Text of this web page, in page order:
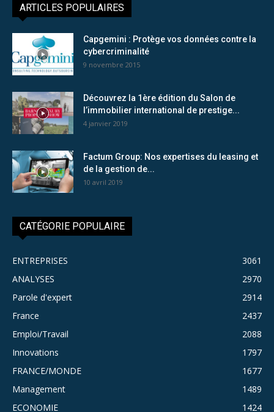
ARTICLES POPULAIRES
Capgemini : Protège vos données contre la
cybercriminalité
9 novembre 2015
Découvrez la 1ère édition du Salon de
l’immobilier international de prestige...
4 janvier 2019
Factum Group: Nos expertises du leasing et
de la gestion de...
10 avril 2019
CATÉGORIE POPULAIRE
ENTREPRISES
3061
ANALYSES
2970
Parole d'expert
2914
France
2437
Emploi/Travail
2088
Innovations
1797
FRANCE/MONDE
1677
Management
1489
ECONOMIE
1424